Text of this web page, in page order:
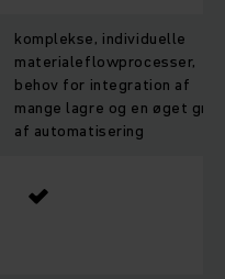
komplekse, individuelle
materialeflowprocesser,
behov for integration af
mange lagre og en øget grad
af automatisering